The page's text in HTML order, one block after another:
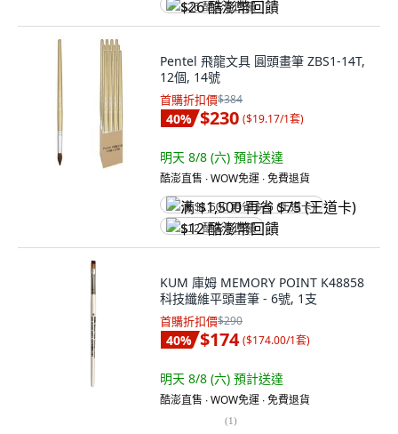
$26 酷澎幣回饋
Pentel 飛龍文具 圓頭畫筆 ZBS1-14T,
12個, 14號
首購折扣價$384
40% $230 ($19.17/1套)
明天 8/8 (六) 預計送達
酷澎直售 ∙ WOW免運 ∙ 免費退貨
满 $1,500 再省 $75 (王道卡)
$12 酷澎幣回饋
KUM 庫姆 MEMORY POINT K48858
科技纖維平頭畫筆 - 6號, 1支
首購折扣價$290
40% $174 ($174.00/1套)
明天 8/8 (六) 預計送達
酷澎直售 ∙ WOW免運 ∙ 免費退貨
(1)